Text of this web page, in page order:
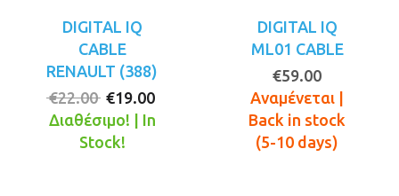
DIGITAL IQ
CABLE
RENAULT (388)
€22.00 Original
price
was:
€19.00
Διαθέσιμο! | In
Stock!
DIGITAL IQ
ML01 CABLE
€59.00
Αναμένεται |
Back in stock
(5-10 days)